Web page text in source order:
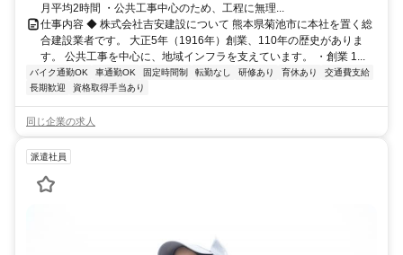
月平均2時間 ・公共工事中心のため、工程に無理...
仕事内容 ◆ 株式会社吉安建設について 熊本県菊池市に本社を置く総
合建設業者です。 大正5年（1916年）創業、110年の歴史がありま
す。 公共工事を中心に、地域インフラを支えています。 ・創業 1...
バイク通勤OK 車通勤OK 固定時間制 転勤なし 研修あり 育休あり
交通費支給
長期歓迎
資格取得手当あり
同じ企業の求人
派遣社員